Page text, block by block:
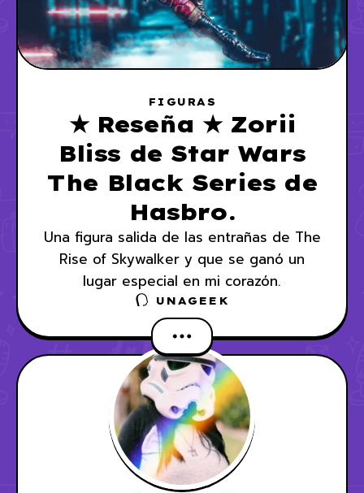
FIGURAS
★ Reseña ★ Zorii
Bliss de Star Wars
The Black Series de
Hasbro.
Una figura salida de las entrañas de The
Rise of Skywalker y que se ganó un
lugar especial en mi corazón.
UNAGEEK